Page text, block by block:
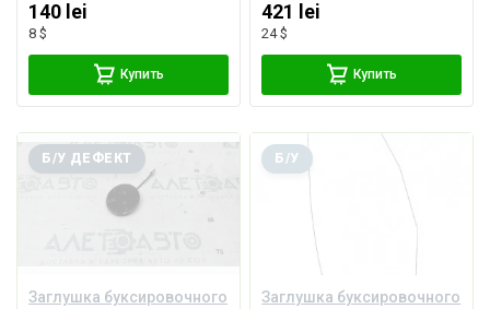
140 lei
8 $
Купить
421 lei
24 $
Купить
Заглушка буксировочного
Б/У ДЕФЕКТ
Заглушка буксировочного
Б/У